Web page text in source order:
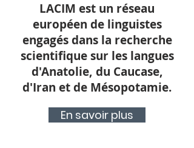
En savoir plus
LACIM est un réseau
européen de linguistes
engagés dans la recherche
scientifique sur les langues
d'Anatolie, du Caucase,
d'Iran et de Mésopotamie.